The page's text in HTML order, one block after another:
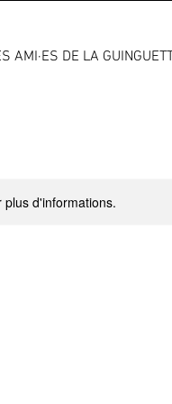
AMI·ES DE LA
d'informations.